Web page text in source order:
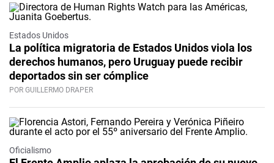
Estados Unidos
La política migratoria de Estados Unidos viola los
derechos humanos, pero Uruguay puede recibir
deportados sin ser cómplice
POR GUILLERMO DRAPER
Oficialismo